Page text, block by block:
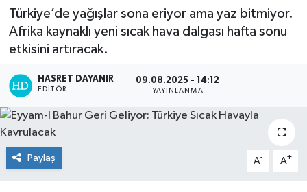
Türkiye’de yağışlar sona eriyor ama yaz bitmiyor.
Afrika kaynaklı yeni sıcak hava dalgası hafta sonu
etkisini artıracak.
HASRET DAYANIR
EDITÖR
09.08.2025 - 14:12
YAYINLANMA
Paylaş A- A+
GENÇ
GÜNDEM
KARLIOVA
Tüm Manşetler
Son Dakika Haberleri
Haber Arşivi